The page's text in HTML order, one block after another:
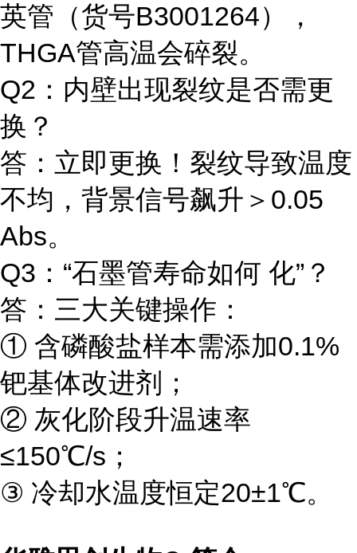
英管（货号B3001264），
THGA管高温会碎裂。
Q2：内壁出现裂纹是否需更
换？
答：立即更换！裂纹导致温度
不均，背景信号飙升＞0.05
Abs。
Q3：“石墨管寿命如何 化”？
答：三大关键操作：
① 含磷酸盐样本需添加0.1%
钯基体改进剂；
② 灰化阶段升温速率
≤150℃/s；
③ 冷却水温度恒定20±1℃。